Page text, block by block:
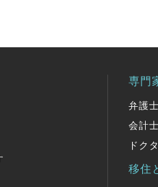
専門
弁護
会計
ドク
移住